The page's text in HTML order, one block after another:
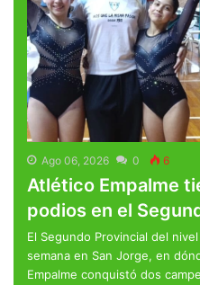
Ago 06, 2026 0 6
Atlético Empalme
podios en el
El Segundo Provincial del
semana en San Jorge, en
Empalme conquistó dos